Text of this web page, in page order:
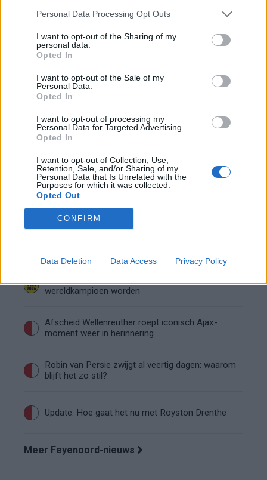
Personal Data Processing Opt Outs
I want to opt-out of the Sharing of my
personal data.
Opted In
I want to opt-out of the Sale of my
Personal Data.
Opted In
I want to opt-out of processing my
Personal Data for Targeted Advertising.
Opted In
I want to opt-out of Collection, Use,
Retention, Sale, and/or Sharing of my
Personal Data that Is Unrelated with the
Purposes for which it was collected.
Opted Out
CONFIRM
Data Deletion Data Access Privacy Policy
bod op Gjivai Zechiël?
schaamte voel ik nog altijd"
onzekere transferzomer
Feyenoord na storing met autocue
Wanneer is de loting voor de Champions
League? PSV en Feyenoord weten dan hun
tegenstanders
Conference League-ophef: Hamrun
wereldkampioen worden
Afscheid Wellenreuther roept iconisch Ajax-
moment weer in herinnering
Robin van Persie zwijgt al veertig dagen: waarom
blijft het zo stil?
Update: Hoe gaat het nu met Royston Drenthe
Meer Feyenoord-nieuws